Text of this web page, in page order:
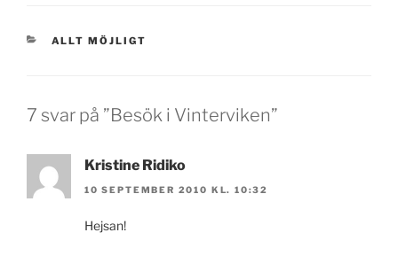
KATEGORIER
ALLT MÖJLIGT
7 svar på ”Besök i Vinterviken”
Kristine Ridiko
10 SEPTEMBER 2010 KL. 10:32
Hejsan!